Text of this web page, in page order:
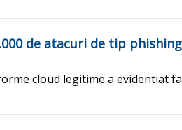
de atacuri de tip phishing
cloud legitime a evidentiat